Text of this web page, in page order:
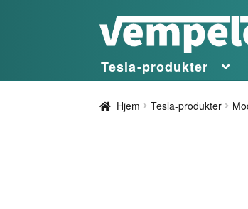
Spring
navigation
Spring
indhold
Tesla-produkter
Hjem Tesla-produkter